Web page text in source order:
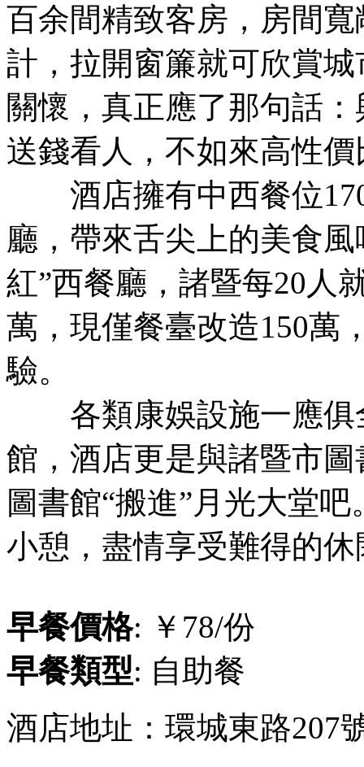
百余間精致客房，房間
計，拉開窗簾就可欣賞
關懷，真正應了那句話
送錢看人，不如來高性
酒店擁有中西餐位
廳，帶來舌尖上的美食
紅”西餐廳，諸暨每20人
萬，現僅餐臺改造150萬
驗。
各類康娛設施一應俱
館，酒店更是與諸暨市
圖書館“搬進”月光大堂
小憩，盡情享受難得的
早餐價格: ￥78/份
早餐類型: 自助餐
酒店地址：環城東路207